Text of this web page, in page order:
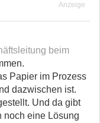
Anzeige
beim
Papier im Prozess
dazwischen ist.
Und da gibt
noch eine Lösung